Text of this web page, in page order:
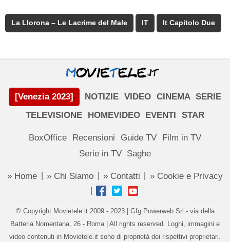
La Llorona – Le Lacrime del Male IT It Capitolo Due
[Venezia 2023] NOTIZIE VIDEO CINEMA SERIE
TELEVISIONE
HOMEVIDEO EVENTI STAR
BoxOffice Recensioni Guide TV
Film in TV
Serie in TV Saghe
» Home » Chi Siamo » Contatti » Cookie e Privacy
© Copyright Movietele.it 2009 - 2023 | Gfg Powerweb Srl - via della
Batteria Nomentana, 26 - Roma | All rights reserved. Loghi, immagini e
video contenuti in Movietele.it sono di proprietà dei rispettivi proprietari.